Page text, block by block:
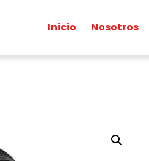
Inicio Nosotros